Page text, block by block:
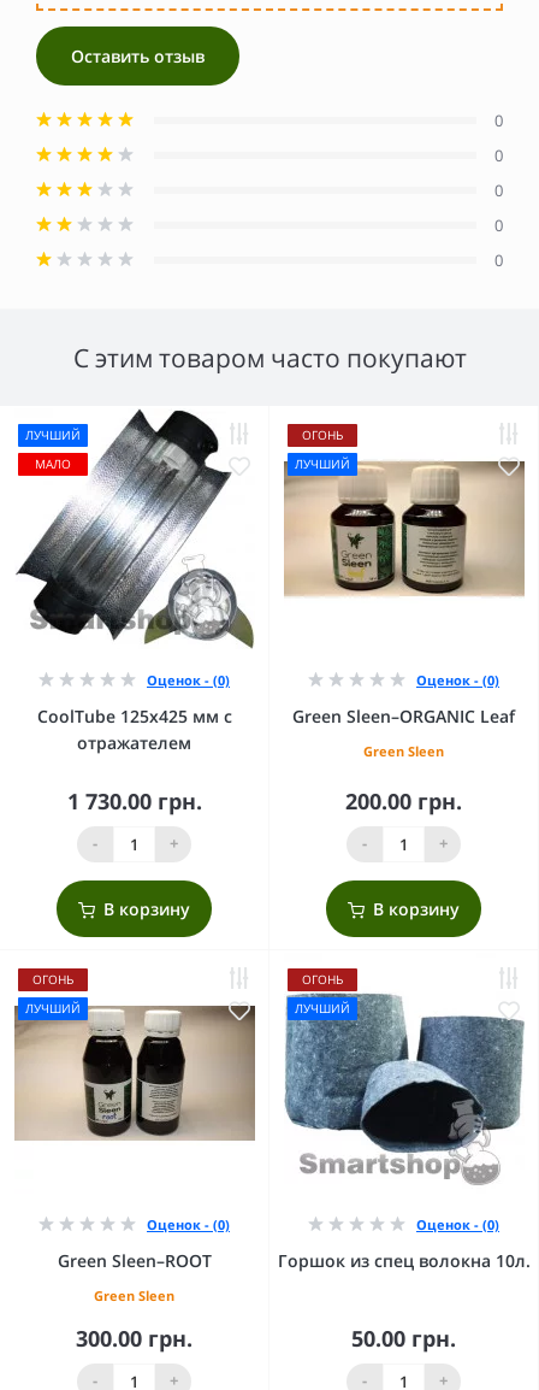
Оставить отзыв
0
0
0
0
0
С этим товаром часто покупают
ЛУЧШИЙ
МАЛО
Оценок - (0)
CoolTube 125х425 мм с
отражателем
1 730.00 грн.
- +
В корзину
ОГОНЬ
ЛУЧШИЙ
Оценок - (0)
Green Sleen–ORGANIC Leaf
Green Sleen
200.00 грн.
- +
В корзину
ОГОНЬ
ЛУЧШИЙ
Оценок - (0)
Green Sleen–ROOT
Green Sleen
300.00 грн.
- +
ОГОНЬ
ЛУЧШИЙ
Оценок - (0)
Горшок из спец волокна 10л.
50.00 грн.
- +